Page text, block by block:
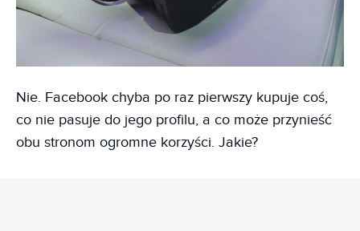
Nie. Facebook chyba po raz pierwszy kupuje coś,
co nie pasuje do jego profilu, a co może przynieść
obu stronom ogromne korzyści. Jakie?